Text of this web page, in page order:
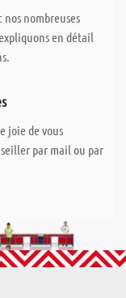
nos nombreuses
en détail
joie de vous
par mail ou par